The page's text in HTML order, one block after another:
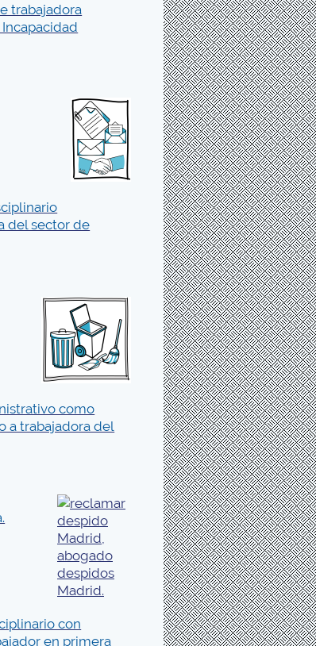
trabajadora
del sector de
como
a trabajadora del
con
en primera